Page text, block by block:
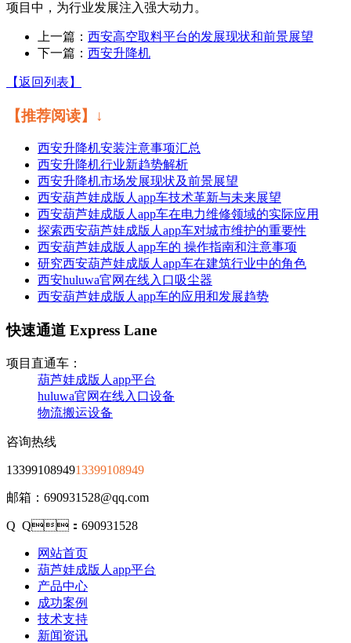
项目中，为行业发展注入强大动力。
上一篇： 西安高空取料平台的发展现状和前景展望
下一篇： 西安升降机
【返回列表】
【推荐阅读】↓
西安升降机安装注意事项汇总
西安升降机行业新趋势解析
西安升降机市场发展现状及前景展望
西安葫芦娃成版人app车技术革新与未来展望
西安葫芦娃成版人app车在电力维修领域的实际应用
探索西安葫芦娃成版人app车对城市维护的重要性
西安葫芦娃成版人app车的 操作指南和注意事项
研究西安葫芦娃成版人app车在建筑行业中的角色
西安huluwa官网在线入口吸尘器
西安葫芦娃成版人app车的应用和发展趋势
快速通道 Express Lane
项目直通车：
葫芦娃成版人app平台
huluwa官网在线入口设备
物流搬运设备
咨询热线
1339910894913399108949
邮箱：690931528@qq.com
Q Q：690931528
网站首页
葫芦娃成版人app平台
产品中心
成功案例
技术支持
新闻资讯